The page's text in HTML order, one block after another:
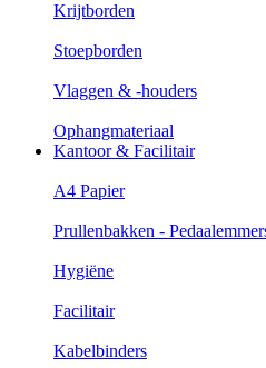
Krijtborden
Stoepborden
Vlaggen & -houders
Ophangmateriaal
Kantoor & Facilitair
A4 Papier
Prullenbakken -
Hygiëne
Facilitair
Kabelbinders